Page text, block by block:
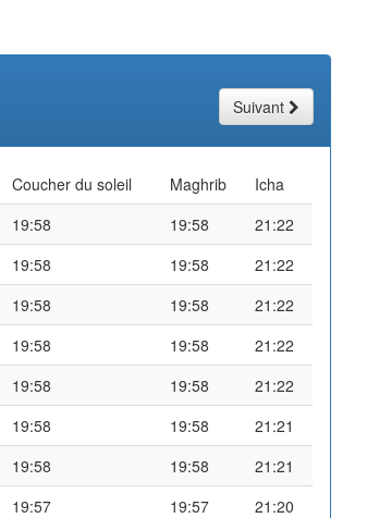
Suivant
Coucher du soleil Maghrib
Icha
19:58 19:58
21:22
19:58 19:58
21:22
19:58 19:58
21:22
19:58 19:58
21:22
19:58 19:58
21:22
19:58 19:58
21:21
19:58 19:58
21:21
19:57 19:57
21:20